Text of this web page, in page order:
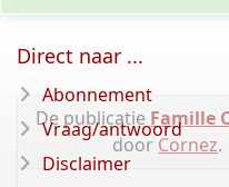
De publicatie Famille
door Cornez.
Direct naar ...
Abonnement
Vraag/antwoord
Disclaimer